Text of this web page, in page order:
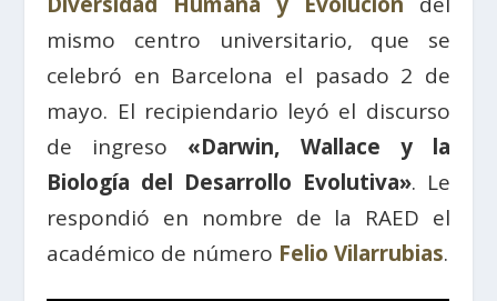
mismo centro universitario, que se
celebró en Barcelona el pasado 2 de
mayo. El recipiendario leyó el discurso
de ingreso «Darwin, Wallace y la
Biología del Desarrollo Evolutiva». Le
respondió en nombre de la RAED el
académico de número Felio Vilarrubias.